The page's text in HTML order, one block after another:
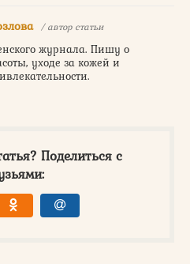
/ автор статьи
журнала. Пишу о
уходе за кожей и
Поделиться с